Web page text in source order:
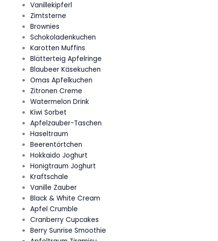
Vanillekipferl
Zimtsterne
Brownies
Schokoladenkuchen
Karotten Muffins
Blätterteig Apfelringe
Blaubeer Käsekuchen
Omas Apfelkuchen
Zitronen Creme
Watermelon Drink
Kiwi Sorbet
Apfelzauber-Taschen
Haseltraum
Beerentörtchen
Hokkaido Joghurt
Honigtraum Joghurt
Kraftschale
Vanille Zauber
Black & White Cream
Apfel Crumble
Cranberry Cupcakes
Berry Sunrise Smoothie